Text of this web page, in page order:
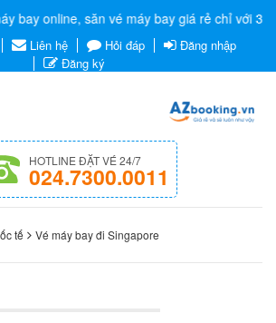
săn vé máy bay giá rẻ chỉ với 3 bước
Liên hệ Hỏi đáp
Đăng nhập
Đăng ký
HOTLINE ĐẶT VÉ 24/7
024.7300.0011
tế Vé máy bay đi Singapore